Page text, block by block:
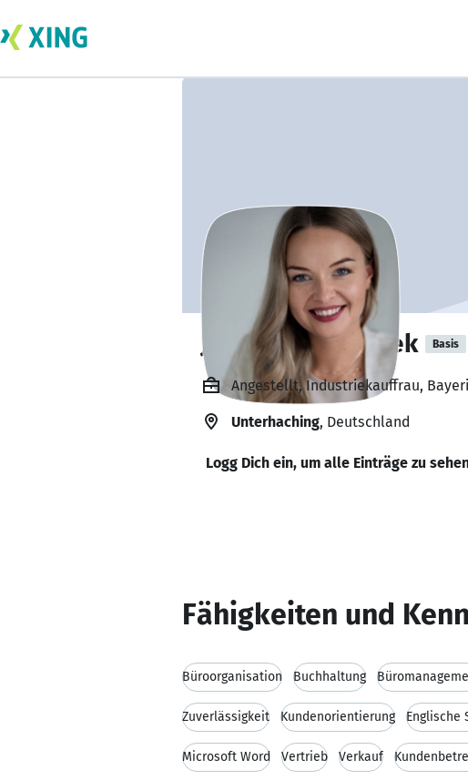
Joanna Damaschek Basis
Angestellt, Industriekauffrau,
Unterhaching, Deutschland
Logg Dich ein, um alle Einträge zu
Fähigkeiten und
Büroorganisation Buchhaltung
Zuverlässigkeit Kundenorientierung Englische
Microsoft Word Vertrieb Verkauf